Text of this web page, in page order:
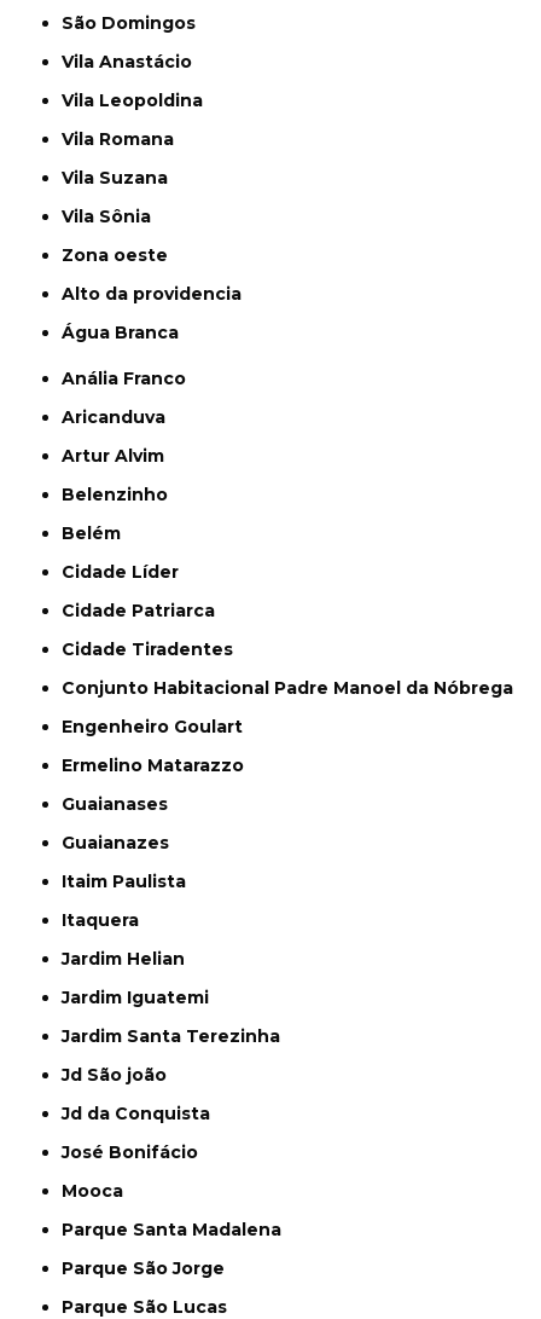
São Domingos
Vila Anastácio
Vila Leopoldina
Vila Romana
Vila Suzana
Vila Sônia
Zona oeste
alto da providencia
Água Branca
Anália Franco
Aricanduva
Artur Alvim
Belenzinho
Belém
Cidade Líder
Cidade Patriarca
Cidade Tiradentes
Conjunto Habitacional Padre Manoel da Nóbrega
Engenheiro Goulart
Ermelino Matarazzo
Guaianases
Guaianazes
Itaim Paulista
Itaquera
Jardim Helian
Jardim Iguatemi
Jardim Santa Terezinha
Jd São joão
Jd da Conquista
José Bonifácio
Mooca
Parque Santa Madalena
Parque São Jorge
Parque São Lucas